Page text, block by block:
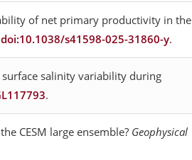
of net primary productivity in the
doi:10.1038/s41598-025-31860-y.
salinity variability during
.
CESM large ensemble? Geophysical